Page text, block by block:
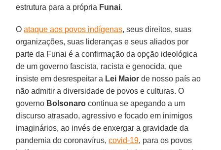
estrutura para a própria Funai.
Oataque aos povos indígenas, seus direitos, suas
organizações, suas lideranças e seus aliados por
parte da Funai é a confirmação da opção ideológica
de um governo fascista, racista e genocida, que
insiste em desrespeitar a Lei Maior de nosso país ao
não admitir a diversidade de povos e culturas. O
governo Bolsonaro continua se apegando a um
discurso atrasado, agressivo e focado em inimigos
imaginários, ao invés de enxergar a gravidade da
pandemia do coronavírus,covid-19, para os povos